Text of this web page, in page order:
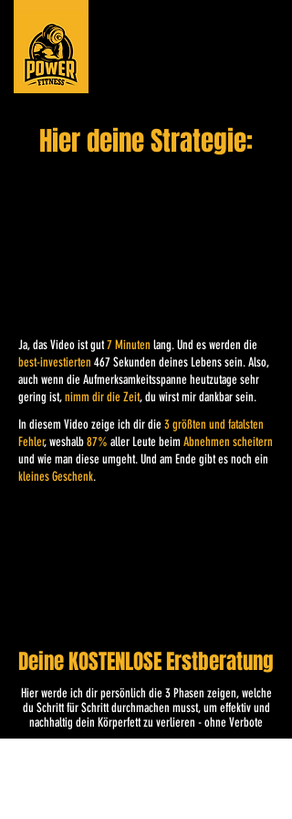
Hier deine Strategie:
Ja, das Video ist gut7 Minuten lang. Und es werden die
best-investierten 467 Sekunden deines Lebens sein. Also,
auch wenn die Aufmerksamkeitsspanne heutzutage sehr
gering ist,nimm dir die Zeit, du wirst mir dankbar sein.
In diesem Video zeige ich dir die3 größten und fatalsten
Fehler, weshalb87% aller Leute beim Abnehmen scheitern
und wie man diese umgeht. Und am Ende gibt es noch ein
kleines Geschenk.
Deine KOSTENLOSE Erstberatung
Hier werde ich dir persönlich die 3 Phasen zeigen, welche
du Schritt für Schritt durchmachen musst, um effektiv und
nachhaltig dein Körperfett zu verlieren - ohne Verbote